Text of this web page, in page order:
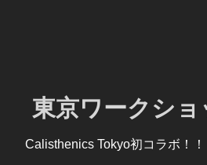
東京ワークショ
Calisthenics Tokyo初コラボ！！